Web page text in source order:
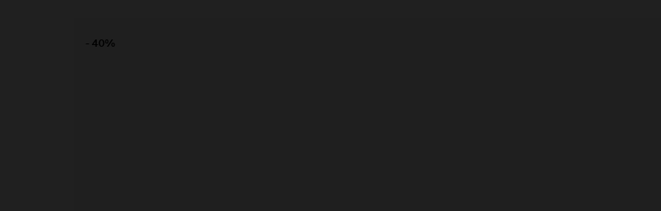
- 40%